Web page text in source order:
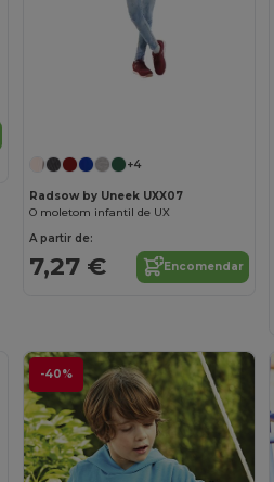
+4
Radsow by Uneek UXX07
O moletom infantil de UX
A partir de:
7,27 € Encomendar
-40%